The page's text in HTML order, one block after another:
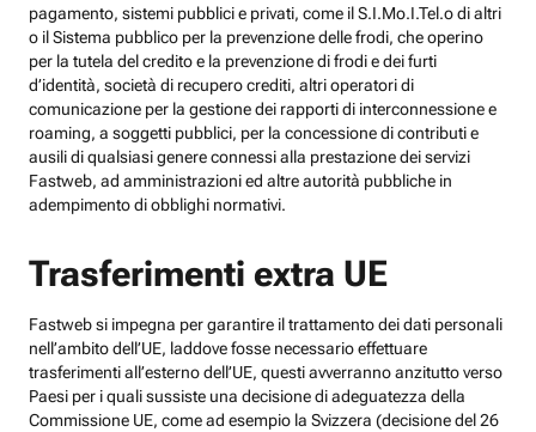
pagamento, sistemi pubblici e privati, come il S.I.Mo.I.Tel.o di altri
o il Sistema pubblico per la prevenzione delle frodi, che operino
per la tutela del credito e la prevenzione di frodi e dei furti
d’identità, società di recupero crediti, altri operatori di
comunicazione per la gestione dei rapporti di interconnessione e
roaming, a soggetti pubblici, per la concessione di contributi e
ausili di qualsiasi genere connessi alla prestazione dei servizi
Fastweb, ad amministrazioni ed altre autorità pubbliche in
adempimento di obblighi normativi.
Trasferimenti extra UE
Fastweb si impegna per garantire il trattamento dei dati personali
nell’ambito dell’UE, laddove fosse necessario effettuare
trasferimenti all’esterno dell’UE, questi avverranno anzitutto verso
Paesi per i quali sussiste una decisione di adeguatezza della
Commissione UE, come ad esempio la Svizzera (decisione del 26